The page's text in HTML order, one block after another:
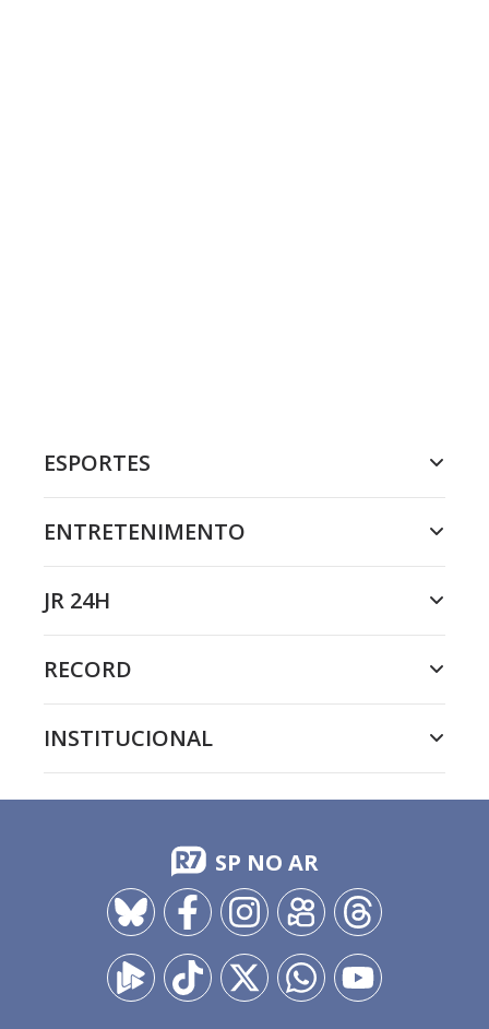
ESPORTES
ENTRETENIMENTO
JR 24H
RECORD
INSTITUCIONAL
SP NO AR